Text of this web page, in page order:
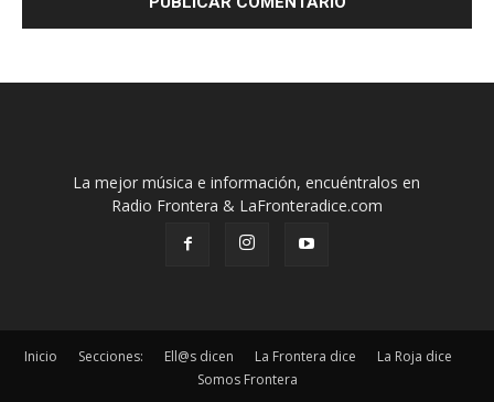
La mejor música e información, encuéntralos en
Radio Frontera & LaFronteradice.com
Inicio Secciones: Ell@s dicen La Frontera dice
La Roja dice
Somos Frontera